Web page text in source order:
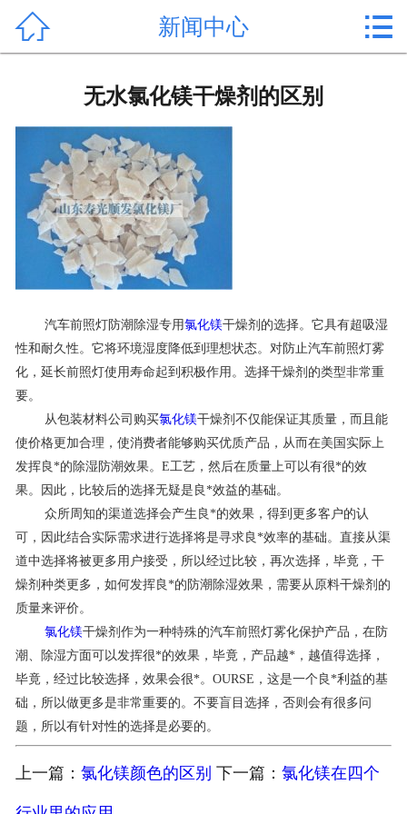
行业动态
联系我们
 新闻中心 
无水氯化镁干燥剂的区别
汽车前照灯防潮除湿专用氯化镁干燥剂的选择。它具有超吸湿
性和耐久性。它将环境湿度降低到理想状态。对防止汽车前照灯雾
化，延长前照灯使用寿命起到积极作用。选择干燥剂的类型非常重
要。
从包装材料公司购买氯化镁干燥剂不仅能保证其质量，而且能
使价格更加合理，使消费者能够购买优质产品，从而在美国实际上
发挥良*的除湿防潮效果。E工艺，然后在质量上可以有很*的效
果。因此，比较后的选择无疑是良*效益的基础。
众所周知的渠道选择会产生良*的效果，得到更多客户的认
可，因此结合实际需求进行选择将是寻求良*效率的基础。直接从渠
道中选择将被更多用户接受，所以经过比较，再次选择，毕竟，干
燥剂种类更多，如何发挥良*的防潮除湿效果，需要从原料干燥剂的
质量来评价。
氯化镁干燥剂作为一种特殊的汽车前照灯雾化保护产品，在防
潮、除湿方面可以发挥很*的效果，毕竟，产品越*，越值得选择，
毕竟，经过比较选择，效果会很*。OURSE，这是一个良*利益的基
础，所以做更多是非常重要的。不要盲目选择，否则会有很多问
题，所以有针对性的选择是必要的。
上一篇： 氯化镁颜色的区别 下一篇： 氯化镁在四个